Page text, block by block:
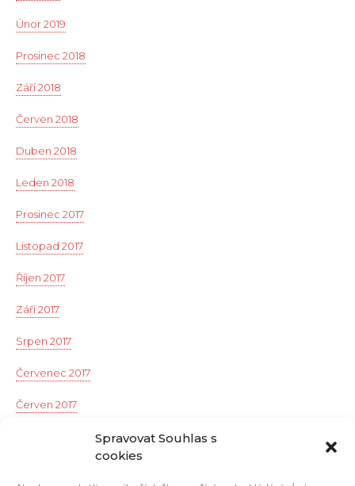
Spravovat Souhlas s
cookies
Únor 2019
Prosinec 2018
Září 2018
Červen 2018
Duben 2018
Leden 2018
Prosinec 2017
Listopad 2017
Říjen 2017
Září 2017
Srpen 2017
Červenec 2017
Červen 2017